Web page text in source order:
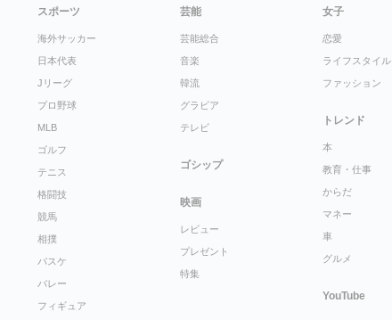
スポーツ
海外サッカー
日本代表
Jリーグ
プロ野球
MLB
ゴルフ
テニス
格闘技
競馬
相撲
バスケ
バレー
フィギュア
芸能
芸能総合
音楽
韓流
グラビア
テレビ
ゴシップ
映画
レビュー
プレゼント
特集
女子
恋愛
ライフスタイル
ファッション
トレンド
本
教育・仕事
からだ
マネー
車
グルメ
YouTube